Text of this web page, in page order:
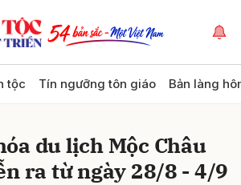
tộc Tín ngưỡng tôn giáo Bản làng
du lịch Mộc Châu
ra từ ngày 28/8 - 4/9